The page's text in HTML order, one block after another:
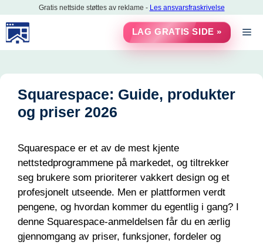
til
innholdet
Gratis nettside støttes av reklame - Les ansvarsfraskrivelse
LAG GRATIS SIDE »
Squarespace: Guide, produkter
og priser 2026
Squarespace er et av de mest kjente
nettstedprogrammene på markedet, og tiltrekker
seg brukere som prioriterer vakkert design og et
profesjonelt utseende. Men er plattformen verdt
pengene, og hvordan kommer du egentlig i gang? I
denne Squarespace-anmeldelsen får du en ærlig
gjennomgang av priser, funksjoner, fordeler og